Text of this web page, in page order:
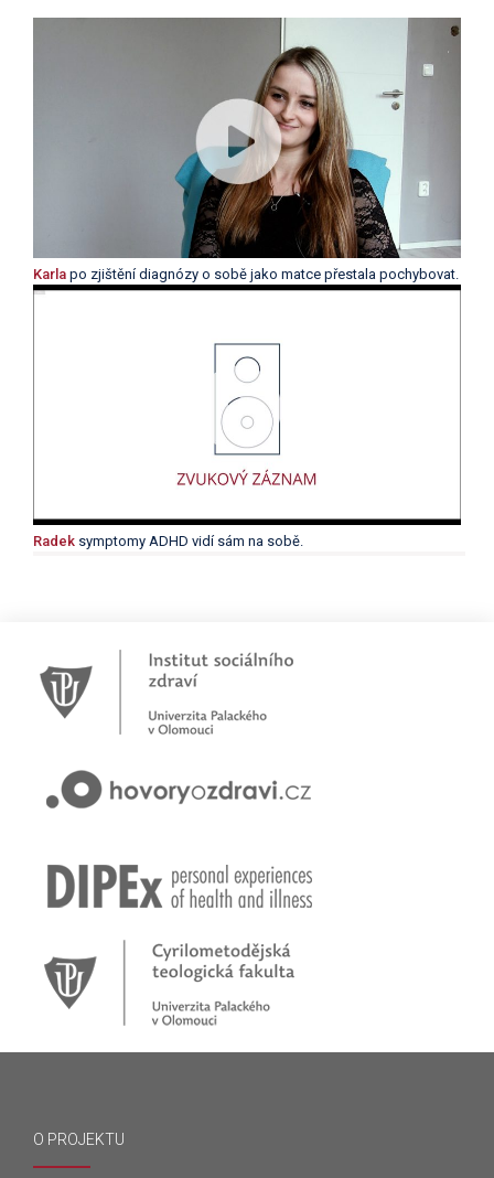
Karla po zjištění diagnózy o sobě jako matce přestala pochybovat.
Radek symptomy ADHD vidí sám na sobě.
O PROJEKTU